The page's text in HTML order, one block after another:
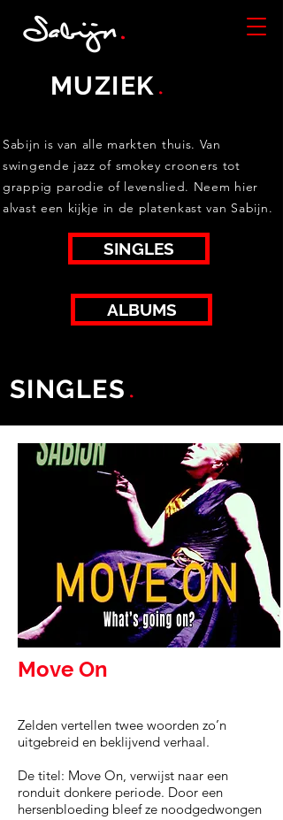
Sabijn.
MUZIEK.
Sabijn is van alle markten thuis. Van
swingende jazz of smokey crooners tot
grappig parodie of levenslied. Neem hier
alvast een kijkje in de platenkast van Sabijn.
SINGLES
ALBUMS
SINGLES .
Move On
Zelden vertellen twee woorden zo’n
uitgebreid en beklijvend verhaal.
De titel: Move On, verwijst naar een
ronduit donkere periode. Door een
hersenbloeding bleef ze noodgedwongen